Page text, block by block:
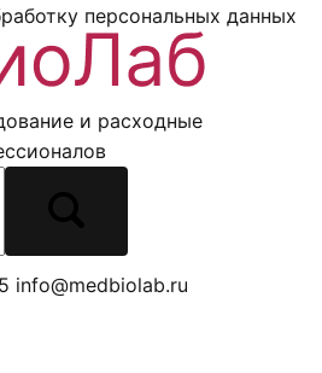
персональных данных
и расходные
info@medbiolab.ru